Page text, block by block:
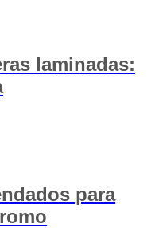
laminadas:
para